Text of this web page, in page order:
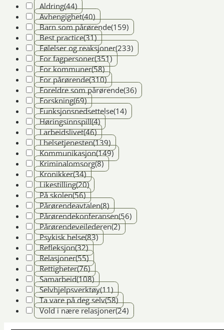
Aldring(44)
Avhengighet(40)
Barn som pårørende(159)
Best practice(31)
Følelser og reaksjoner(233)
For fagpersoner(351)
For kommuner(58)
For pårørende(310)
Foreldre som pårørende(36)
Forskning(69)
Funksjonsnedsettelse(14)
Høringsinnspill(4)
I arbeidslivet(46)
I helsetjenesten(139)
Kommunikasjon(149)
Kriminalomsorg(8)
Kronikker(34)
Likestilling(20)
På skolen(56)
Pårørendeavtalen(8)
Pårørendekonferansen(56)
Pårørendeveilederen(2)
Psykisk helse(83)
Refleksjon(32)
Relasjoner(55)
Rettigheter(76)
Samarbeid(108)
Selvhjelpsverktøy(11)
Ta vare på deg selv(58)
Vold i nære relasjoner(24)